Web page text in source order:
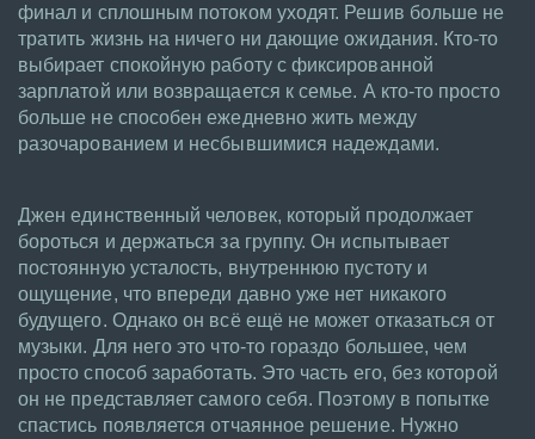
финал и сплошным потоком уходят. Решив больше не
тратить жизнь на ничего ни дающие ожидания. Кто-то
выбирает спокойную работу с фиксированной
зарплатой или возвращается к семье. А кто-то просто
больше не способен ежедневно жить между
разочарованием и несбывшимися надеждами.
Джен единственный человек, который продолжает
бороться и держаться за группу. Он испытывает
постоянную усталость, внутреннюю пустоту и
ощущение, что впереди давно уже нет никакого
будущего. Однако он всё ещё не может отказаться от
музыки. Для него это что-то гораздо большее, чем
просто способ заработать. Это часть его, без которой
он не представляет самого себя. Поэтому в попытке
спастись появляется отчаянное решение. Нужно